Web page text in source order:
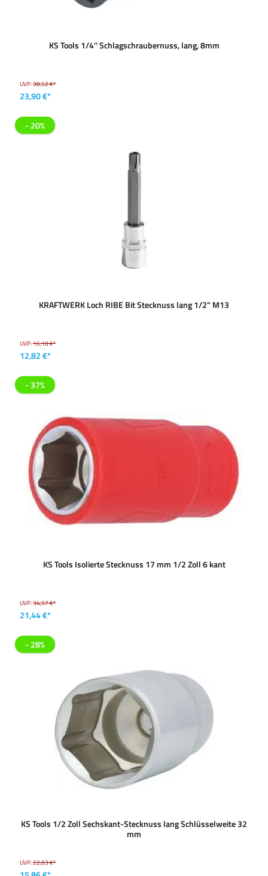
KS Tools 1/4'' Schlagschraubernuss, lang, 8mm
UVP:38,52 €*
23,90 €*
- 20%
KRAFTWERK Loch RIBE Bit Stecknuss lang 1/2" M13
UVP:16,18 €*
12,82 €*
- 37%
KS Tools Isolierte Stecknuss 17 mm 1/2 Zoll 6 kant
UVP:34,57 €*
21,44 €*
- 28%
KS Tools 1/2 Zoll Sechskant-Stecknuss lang Schlüsselweite 32
mm
UVP:22,03 €*